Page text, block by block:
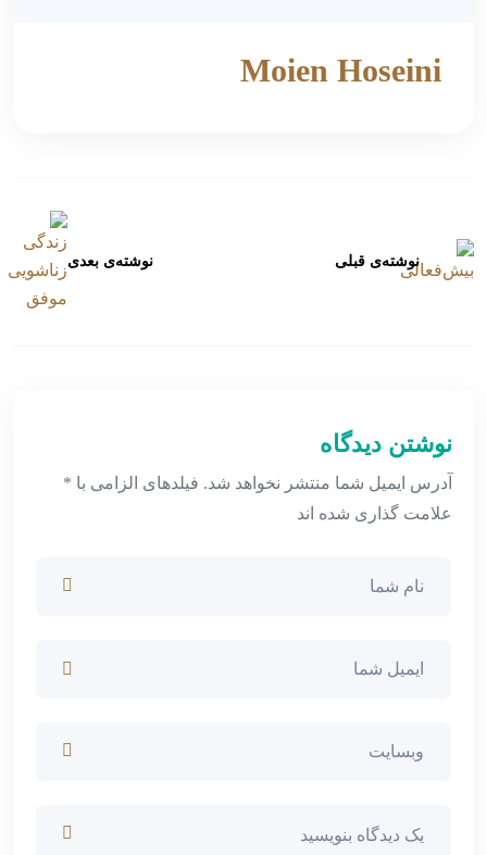
Moien Hoseini
نوشته‌ی قبلی نوشته‌ی بعدی
نوشتن دیدگاه
آدرس ایمیل شما منتشر نخواهد شد. فیلدهای الزامی با *
علامت گذاری شده اند